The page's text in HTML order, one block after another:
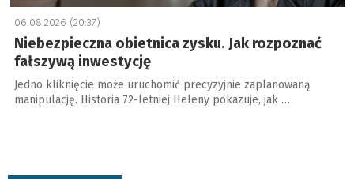
06.08.2026 (20:37)
Niebezpieczna obietnica zysku. Jak rozpoznać
fałszywą inwestycję
Jedno kliknięcie może uruchomić precyzyjnie zaplanowaną
manipulację. Historia 72-letniej Heleny pokazuje, jak …